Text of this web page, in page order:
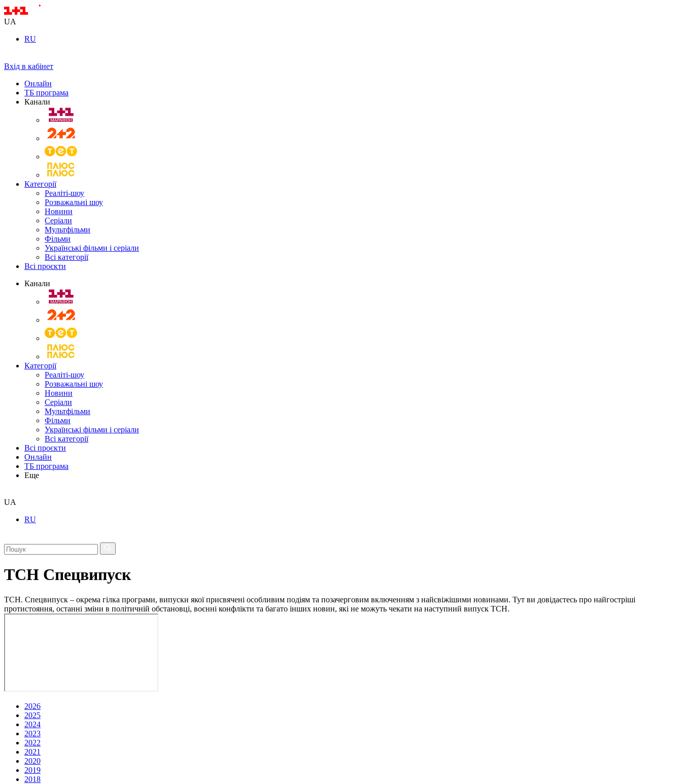
UA
RU
Вхід в кабінет
Онлайн
ТБ програма
Канали
Категорії
Реаліті-шоу
Розважальні шоу
Новини
Серіали
Мультфільми
Фільми
Українські фільми і серіали
Всі категорії
Всі проєкти
Канали
Категорії
Реаліті-шоу
Розважальні шоу
Новини
Серіали
Мультфільми
Фільми
Українські фільми і серіали
Всі категорії
Всі проєкти
Онлайн
ТБ програма
Еще
UA
RU
ТСН Спецвипуск
ТСН. Спецвипуск – окрема гілка програми, випуски якої присвячені особливим подіям та позачерговим включенням з найсвіжішими новинами. Тут ви довідаєтесь про найгостріші
протистояння, останні зміни в політичній обстановці, воєнні конфлікти та багато інших новин, які не можуть чекати на наступний випуск ТСН.
2026
2025
2024
2023
2022
2021
2020
2019
2018